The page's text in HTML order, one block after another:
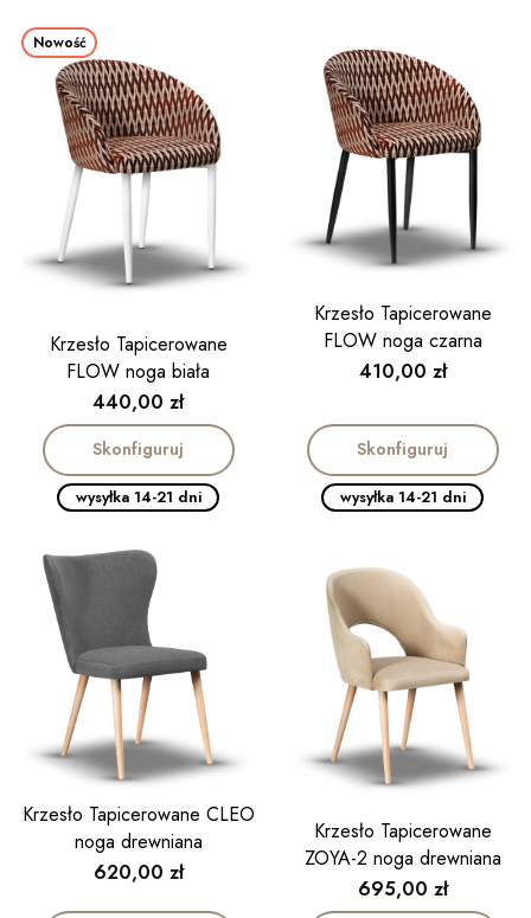
Nowość
Krzesło Tapicerowane
FLOW noga biała
Cena
440,00 zł
Skonfiguruj
wysyłka 14-21 dni
Krzesło Tapicerowane
FLOW noga czarna
Cena
410,00 zł
Skonfiguruj
wysyłka 14-21 dni
Krzesło Tapicerowane CLEO
noga drewniana
Cena
620,00 zł
Krzesło Tapicerowane
ZOYA-2 noga drewniana
Cena
695,00 zł